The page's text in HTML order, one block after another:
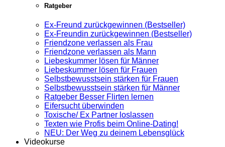
Ratgeber
Ex-Freund zurückgewinnen (Bestseller)
Ex-Freundin zurückgewinnen (Bestseller)
Friendzone verlassen als Frau
Friendzone verlassen als Mann
Liebeskummer lösen für Männer
Liebeskummer lösen für Frauen
Selbstbewusstsein stärken für Frauen
Selbstbewusstsein stärken für Männer
Ratgeber Besser Flirten lernen
Eifersucht überwinden
Toxische/ Ex Partner loslassen
Texten wie Profis beim Online-Dating!
NEU: Der Weg zu deinem Lebensglück
Videokurse